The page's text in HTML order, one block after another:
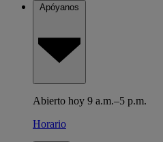
Apóyanos
Abierto hoy 9 a.m.–5 p.m.
Horario